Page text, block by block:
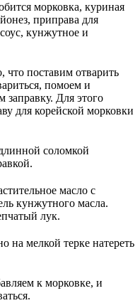
морковка, куриная
приправа для
кунжутное и
что поставим отварить
помоем и
Для этого
для корейской морковки
соломкой
масло с
кунжутного масла.
лук.
на мелкой терке натереть
к морковке, и